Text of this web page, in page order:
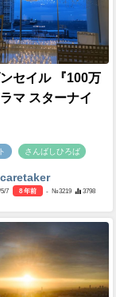
セイル 『100万
マ スターナイ
さんばしひろば
caretaker
7 8 年前 - №3219 3798